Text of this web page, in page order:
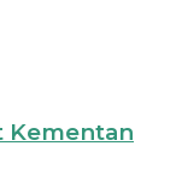
Kementan